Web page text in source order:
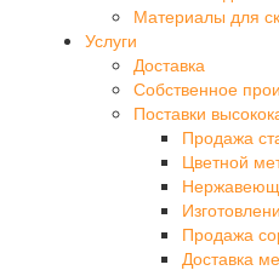
Материалы для
Услуги
Доставка
Собственное
Поставки
Продажа
Цветной
Продажа
Доставка